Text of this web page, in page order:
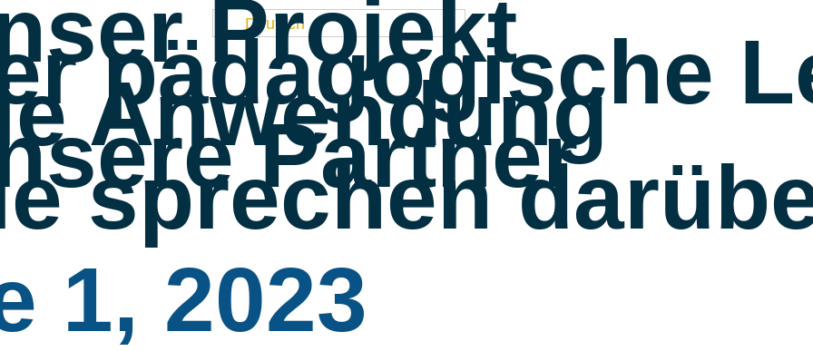
Projekt
pädagogische
Anwendung
Partner
sprechen
Deutsch
1, 2023